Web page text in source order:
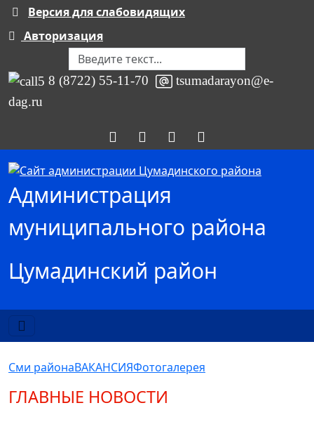
Версия для слабовидящих
Авторизация
Поиск
8 (8722) 55-11-70
tsumadarayon@e-
dag.ru
Администрация
муниципального района
Цумадинский район
Сми районаВАКАНСИЯФотогалерея
ГЛАВНЫЕ НОВОСТИ